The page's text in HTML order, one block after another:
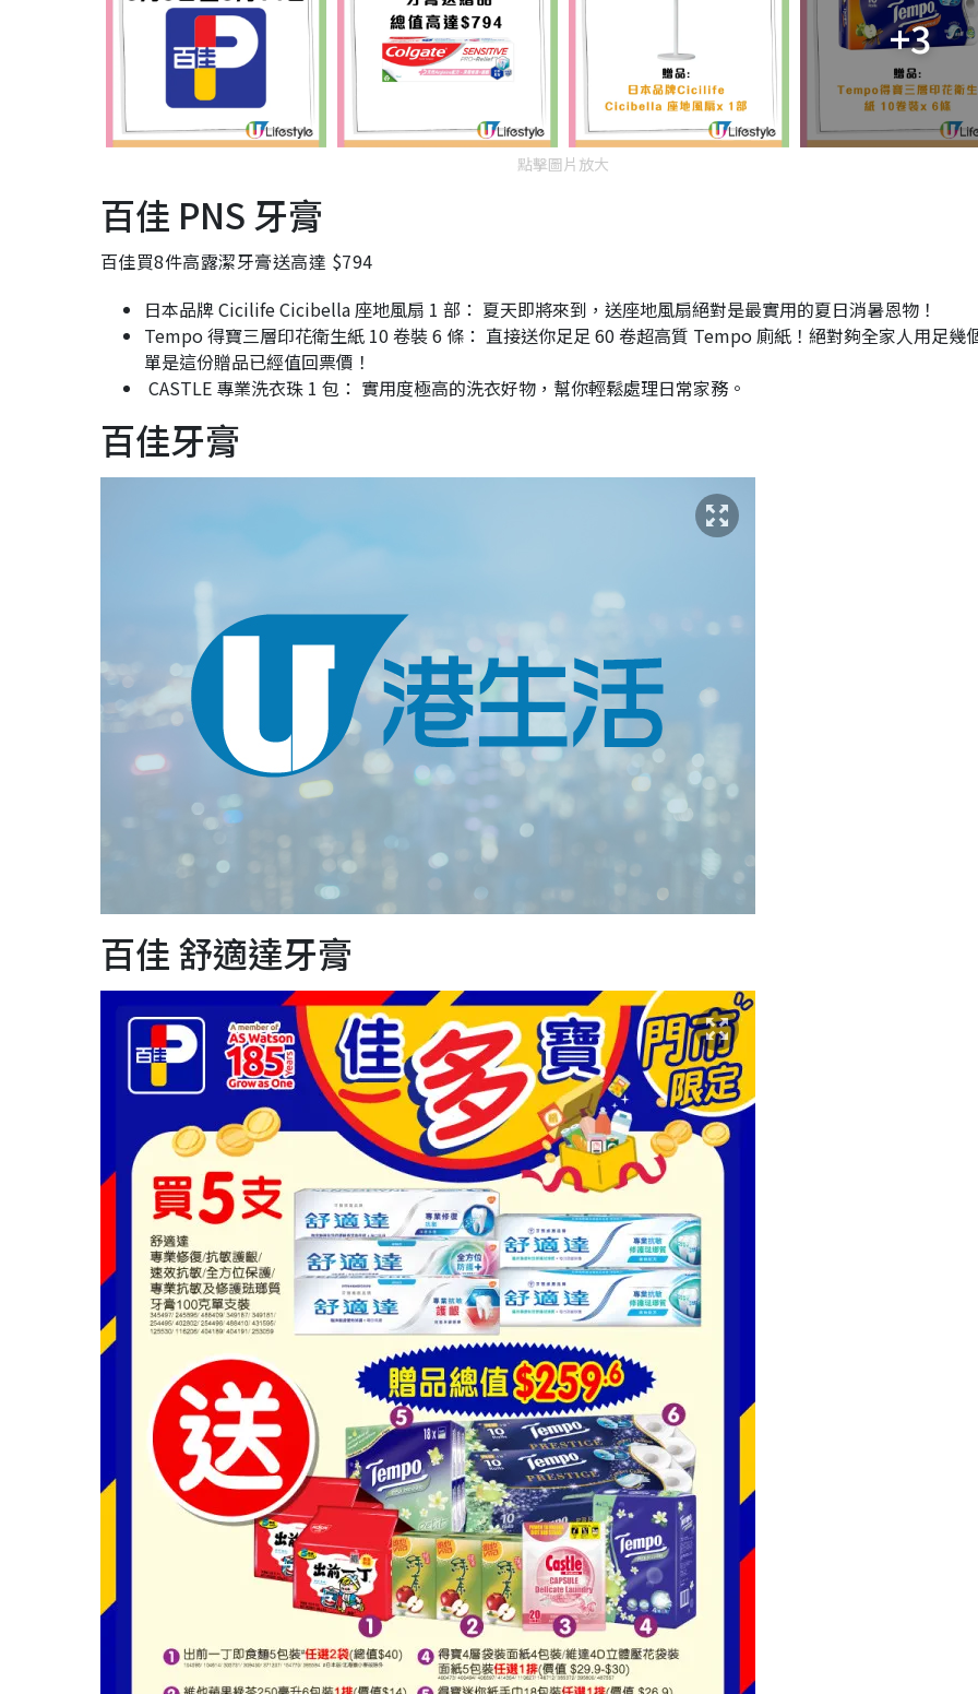
+3
點擊圖片放大
百佳 PNS 牙膏
百佳買8件高露潔牙膏送高達 $794
日本品牌 Cicilife Cicibella 座地風扇 1 部： 夏天即將來到，送座地風扇絕對是最實用的夏日消暑恩物！
Tempo 得寶三層印花衛生紙 10 卷裝 6 條： 直接送你足足 60 卷超高質 Tempo 廁紙！絕對夠全家人用足幾
單是這份贈品已經值回票價！
CASTLE 專業洗衣珠 1 包： 實用度極高的洗衣好物，幫你輕鬆處理日常家務。
百佳牙膏
百佳 舒適達牙膏